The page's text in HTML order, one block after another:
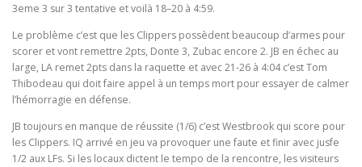
3eme 3 sur 3 tentative et voilà 18–20 à 4:59.
Le problème c’est que les Clippers possèdent beaucoup d’armes pour
scorer et vont remettre 2pts, Donte 3, Zubac encore 2. JB en échec au
large, LA remet 2pts dans la raquette et avec 21-26 à 4:04 c’est Tom
Thibodeau qui doit faire appel à un temps mort pour essayer de calmer
l’hémorragie en défense.
JB toujours en manque de réussite (1/6) c’est Westbrook qui score pour
les Clippers. IQ arrivé en jeu va provoquer une faute et finir avec jusfe
1/2 aux LFs. Si les locaux dictent le tempo de la rencontre, les visiteurs